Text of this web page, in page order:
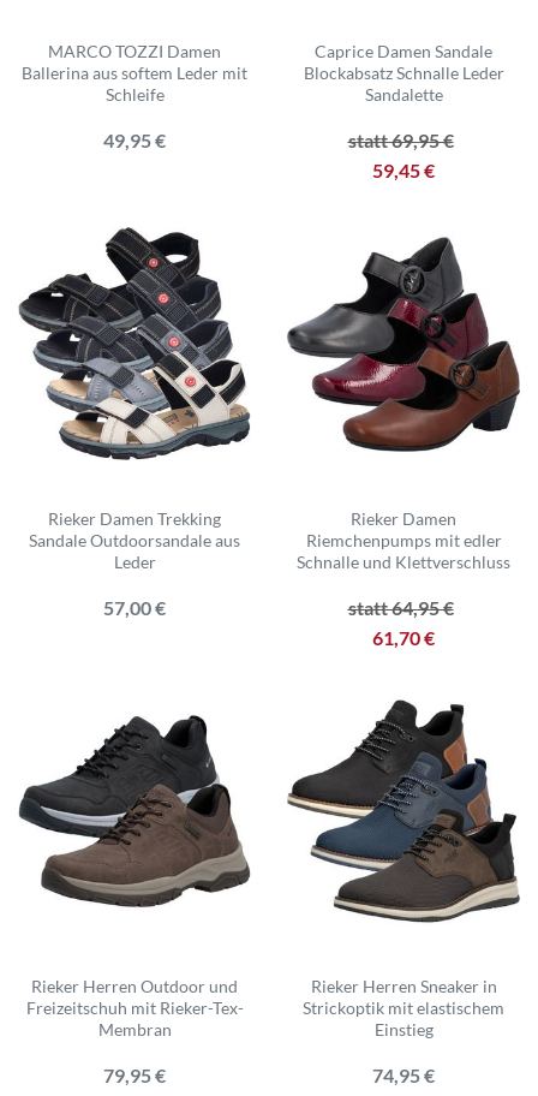
MARCO TOZZI Damen
Ballerina aus softem Leder mit
Schleife
49,95 €
Caprice Damen Sandale
Blockabsatz Schnalle Leder
Sandalette
statt 69,95 €
59,45 €
Rieker Damen Trekking
Sandale Outdoorsandale aus
Leder
57,00 €
Rieker Damen
Riemchenpumps mit edler
Schnalle und Klettverschluss
statt 64,95 €
61,70 €
Rieker Herren Outdoor und
Freizeitschuh mit Rieker-Tex-
Membran
79,95 €
Rieker Herren Sneaker in
Strickoptik mit elastischem
Einstieg
74,95 €